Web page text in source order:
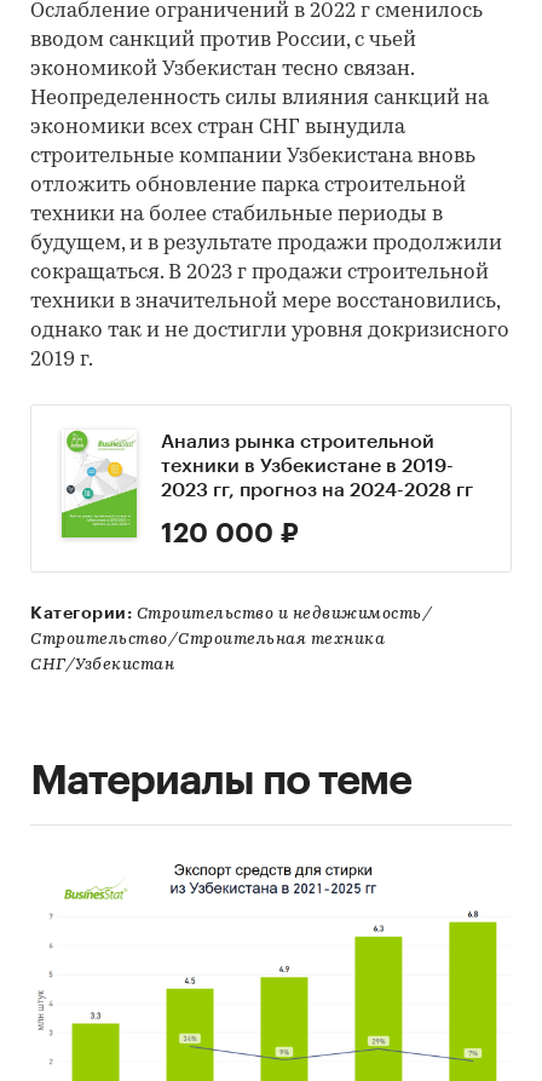
Ослабление ограничений в 2022 г сменилось
вводом санкций против России, с чьей
экономикой Узбекистан тесно связан.
Неопределенность силы влияния санкций на
экономики всех стран СНГ вынудила
строительные компании Узбекистана вновь
отложить обновление парка строительной
техники на более стабильные периоды в
будущем, и в результате продажи продолжили
сокращаться. В 2023 г продажи строительной
техники в значительной мере восстановились,
однако так и не достигли уровня докризисного
2019 г.
Анализ рынка строительной
техники в Узбекистане в 2019-
2023 гг, прогноз на 2024-2028 гг
120 000 ₽
Категории: Строительство и недвижимость/
Строительство/Строительная техника
СНГ/Узбекистан
Материалы по теме